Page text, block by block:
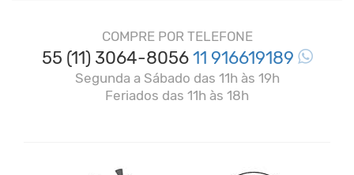
COMPRE POR TELEFONE
55 (11) 3064-805611 916619189
Segunda a Sábado das 11h às 19h
Feriados das 11h às 18h